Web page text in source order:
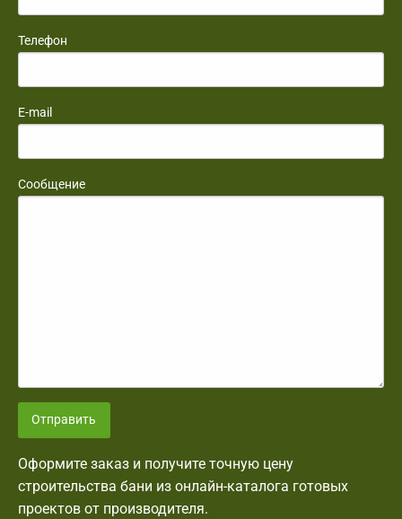
Телефон
E-mail
Сообщение
Отправить
Оформите заказ и получите точную цену
строительства бани из онлайн-каталога готовых
проектов от производителя.